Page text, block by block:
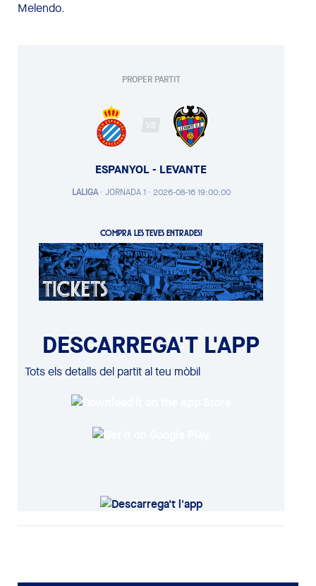
Melendo.
PROPER PARTIT
VS
ESPANYOL - LEVANTE
LALIGA· JORNADA 1 · 2026-08-16 19:00:00
COMPRA LES TEVES ENTRADES!
DESCARREGA'T L'APP
Tots els detalls del partit al teu mòbil